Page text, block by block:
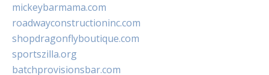
mickeybarmama.com
roadwayconstructioninc.com
shopdragonflyboutique.com
sportszilla.org
batchprovisionsbar.com